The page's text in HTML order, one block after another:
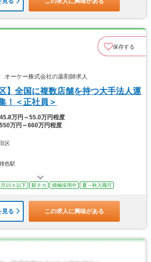
保存する
ーケー株式会社の薬剤師求人
】全国に複数店舗を持つ大手法人運
！＜正社員＞
45.8万円～55.0万円程度
550万円～660万円程度
区
色駅
10ｈ以下 駅チカ 積極採用中 夏～秋入職可
見る この求人に興味がある